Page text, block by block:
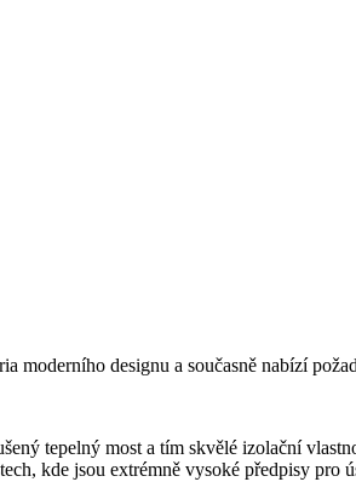
designu a současně nabízí
tepelný most a tím skvělé izolační
kde jsou extrémně vysoké předpisy pro